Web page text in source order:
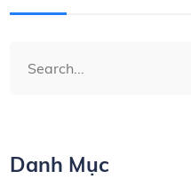
Danh Mục